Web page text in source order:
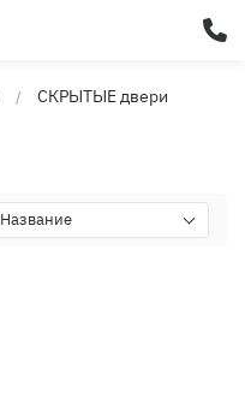
СКРЫТЫЕ двери
Название